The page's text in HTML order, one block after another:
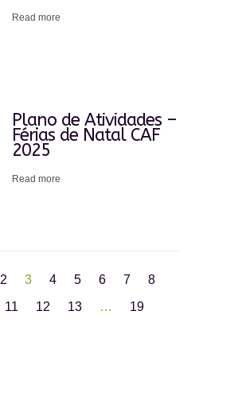
Read more
Plano de Atividades –
Férias de Natal CAF
2025
Read more
2 3 4 5 6 7
8
11 12 13 … 19